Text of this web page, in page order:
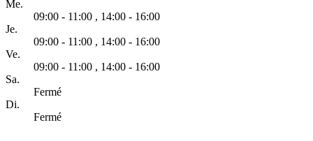
Me.
09:00 - 11:00 , 14:00 - 16:00
Je.
09:00 - 11:00 , 14:00 - 16:00
Ve.
09:00 - 11:00 , 14:00 - 16:00
Sa.
Fermé
Di.
Fermé